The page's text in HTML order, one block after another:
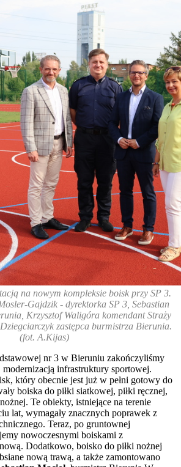
na nowym kompleksie boisk przy SP 3.
Gajdzik - dyrektorka SP 3, Sebastian
Krzysztof Waligóra komendant Straży
zastępca burmistrza Bierunia.
(fot. A.Kijas)
nr 3 w Bieruniu zakończyliśmy
infrastruktury sportowej.
który obecnie jest już w pełni gotowy do
boiska do piłki siatkowej, piłki ręcznej,
Te obiekty, istniejące na terenie
lat, wymagały znacznych poprawek z
Teraz, po gruntownej
nowoczesnymi boiskami z
Dodatkowo, boisko do piłki nożnej
nową trawą, a także zamontowano